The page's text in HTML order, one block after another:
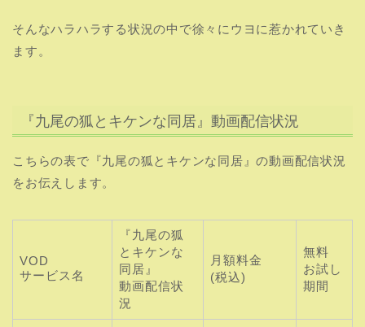
そんなハラハラする状況の中で徐々にウヨに惹かれていき
ます。
『九尾の狐とキケンな同居』動画配信状況
こちらの表で『九尾の狐とキケンな同居』の動画配信状況
をお伝えします。
VOD
サービス名
『九尾の狐
とキケンな
同居 』
動画配信状
況
月額料金
(税込)
無料
お試し
期間